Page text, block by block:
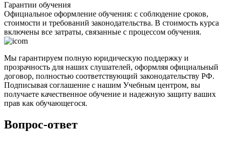
Гарантии обучения
Официальное оформление обучения: с соблюдение сроков,
стоимости и требований законодательства. В стоимость курса
включены все затраты, связанные с процессом обучения.
Мы гарантируем полную юридическую поддержку и
прозрачность для наших слушателей, оформляя официальный
договор, полностью соответствующий законодательству РФ.
Подписывая соглашение с нашим Учебным центром, вы
получаете качественное обучение и надежную защиту ваших
прав как обучающегося.
Вопрос-ответ